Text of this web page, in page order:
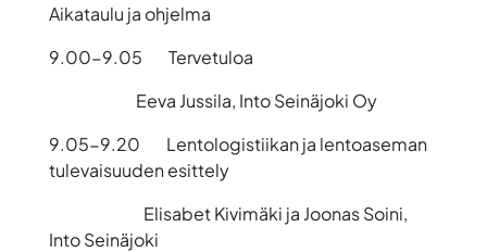
Aikataulu ja ohjelma
9.00-9.05 Tervetuloa
Eeva Jussila, Into Seinäjoki Oy
9.05-9.20 Lentologistiikan ja lentoaseman
tulevaisuuden esittely
Elisabet Kivimäki ja Joonas Soini,
Into Seinäjoki